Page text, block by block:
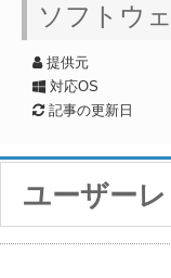
ソフトウ
提供元
対応OS
記事の更新日
ユーザー